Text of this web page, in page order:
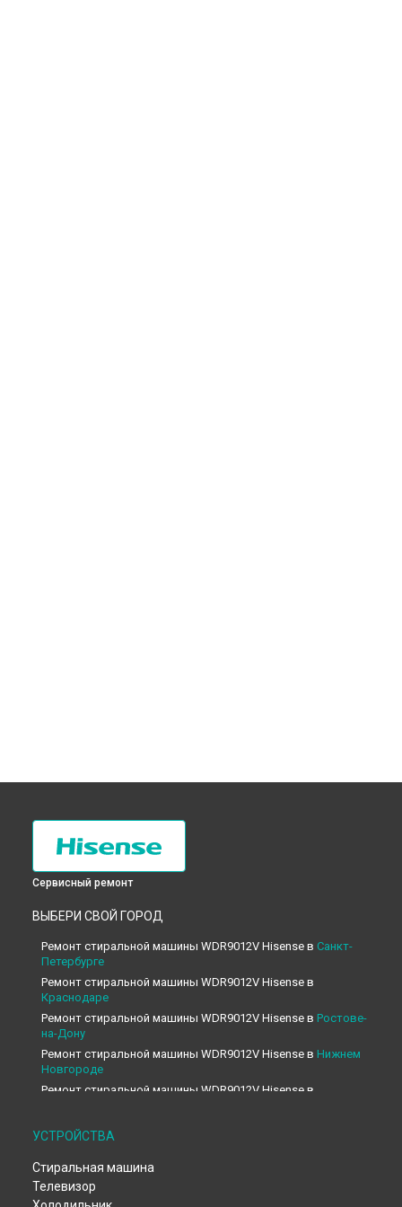
Сервисный ремонт
ВЫБЕРИ СВОЙ ГОРОД
Ремонт стиральной машины WDR9012V Hisense в Санкт-
Петербурге
Ремонт стиральной машины WDR9012V Hisense в
Краснодаре
Ремонт стиральной машины WDR9012V Hisense в Ростове-
на-Дону
Ремонт стиральной машины WDR9012V Hisense в Нижнем
Новгороде
Ремонт стиральной машины WDR9012V Hisense в
Ремонт стиральной машины WDR9012V Hisense в
Челябинске
Ремонт стиральной машины WDR9012V Hisense в
Екатеринбурге
Ремонт стиральной машины WDR9012V Hisense в
УСТРОЙСТВА
Стиральная машина
Телевизор